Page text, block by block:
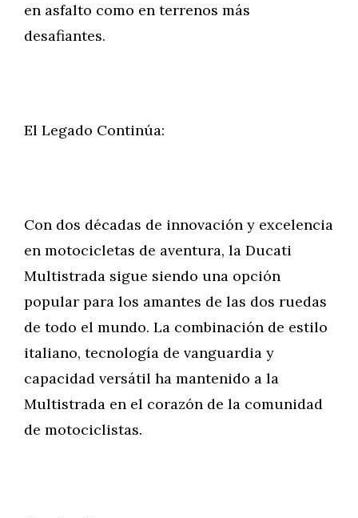
en asfalto como en terrenos más
desafiantes.
El Legado Continúa:
Con dos décadas de innovación y excelencia
en motocicletas de aventura, la Ducati
Multistrada sigue siendo una opción
popular para los amantes de las dos ruedas
de todo el mundo. La combinación de estilo
italiano, tecnología de vanguardia y
capacidad versátil ha mantenido a la
Multistrada en el corazón de la comunidad
de motociclistas.